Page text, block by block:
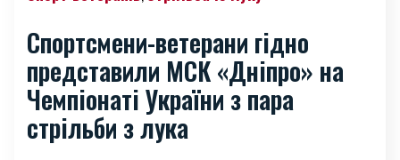
Спорт ветеранів,Стрільба із луку
Спортсмени-ветерани гідно
представили МСК «Дніпро» на
Чемпіонаті України з пара
стрільби з лука